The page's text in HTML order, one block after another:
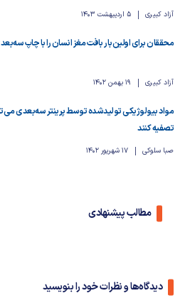
آزاد کبیری 5 اردیبهشت 1403
محققان برای اولین‌بار بافت مغز انسان را با چاپ
آزاد کبیری 19 بهمن 1402
مواد بیولوژیکی تولیدشده توسط پرینتر سه‌بعدی
تصفیه کنند
صبا سلوکی 17 شهریور 1402
مطالب پیشنهادی
دیدگاه‌ها و نظرات خود را بنویسید